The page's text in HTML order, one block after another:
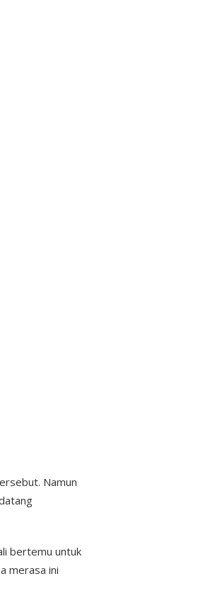
Namun
bertemu untuk
merasa ini